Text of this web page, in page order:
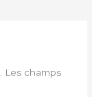
Les champs